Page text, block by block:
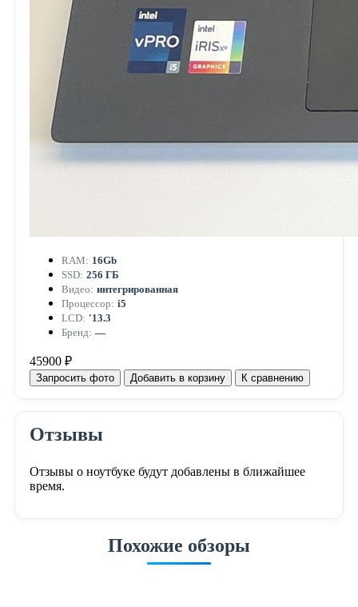
RAM: 16Gb
SSD: 256 ГБ
Видео: интегрированная
Процессор: i5
LCD: '13.3
Бренд: —
45900 ₽
Запросить фото Добавить в корзину К сравнению
Отзывы
Отзывы о ноутбуке будут добавлены в ближайшее
время.
Похожие обзоры